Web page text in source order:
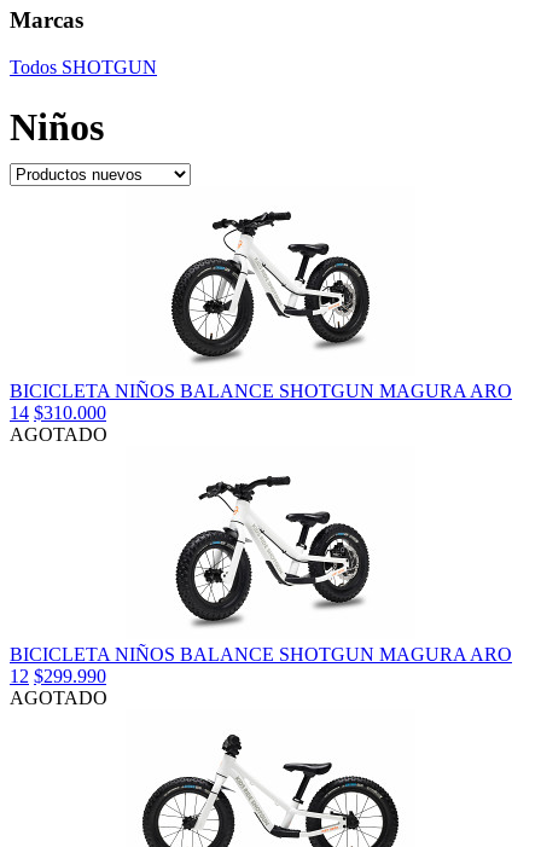
Marcas
Todos SHOTGUN
Niños
BICICLETA NIÑOS BALANCE SHOTGUN MAGURA ARO
14 $310.000
AGOTADO
BICICLETA NIÑOS BALANCE SHOTGUN MAGURA ARO
12 $299.990
AGOTADO